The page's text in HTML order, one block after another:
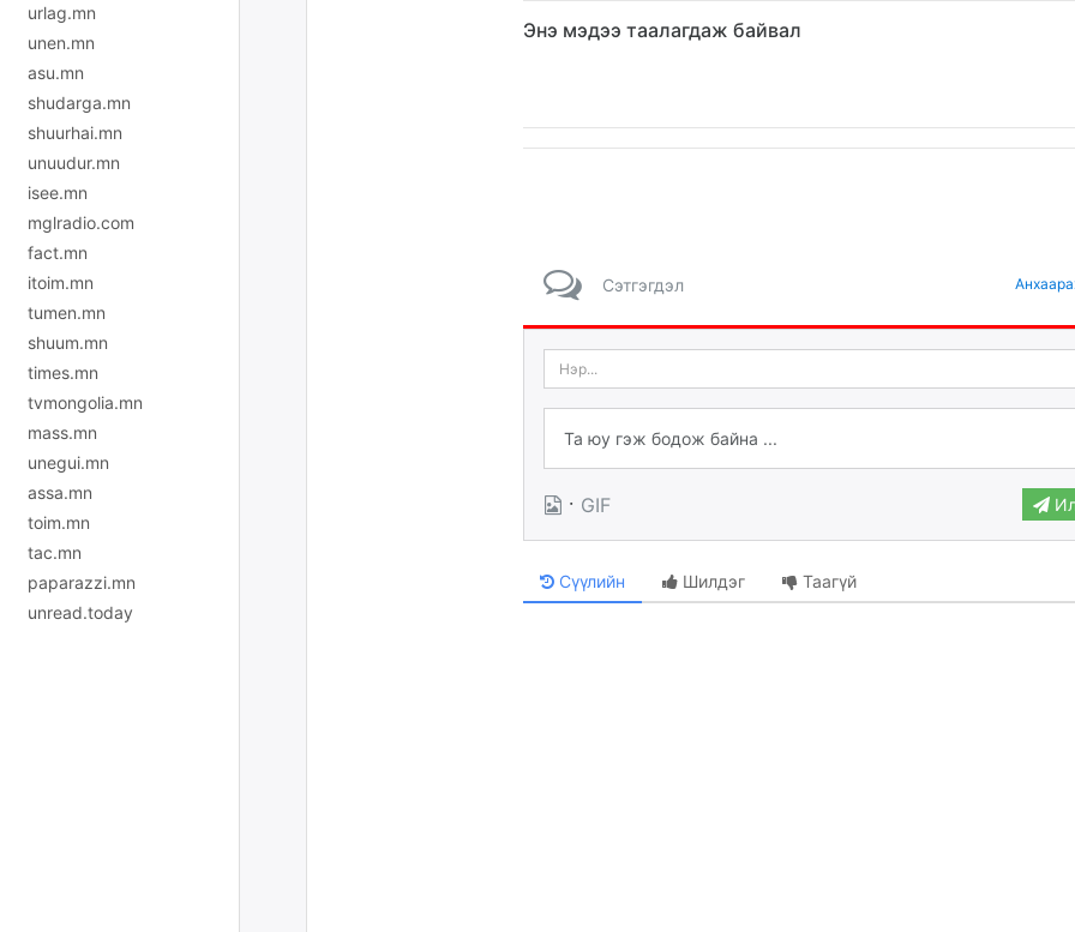
urlag.mn
unen.mn
asu.mn
shudarga.mn
shuurhai.mn
unuudur.mn
isee.mn
mglradio.com
fact.mn
itoim.mn
tumen.mn
shuum.mn
times.mn
tvmongolia.mn
mass.mn
unegui.mn
assa.mn
toim.mn
tac.mn
paparazzi.mn
unread.today
Энэ мэдээ таалагдаж байвал
Сэтгэгдэл
· GIF
Сүүлийн Шилдэг Таагүй